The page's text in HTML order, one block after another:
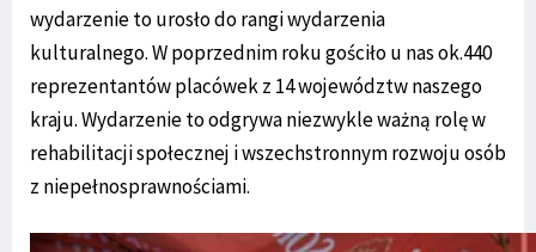
wydarzenie to urosło do rangi wydarzenia
kulturalnego. W poprzednim roku gościło u nas ok.440
reprezentantów placówek z 14 województw naszego
kraju. Wydarzenie to odgrywa niezwykle ważną rolę w
rehabilitacji społecznej i wszechstronnym rozwoju osób
z niepełnosprawnościami.